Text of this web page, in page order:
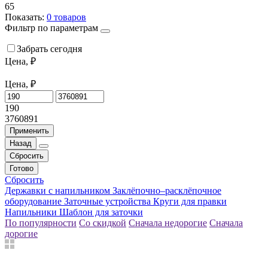
65
Показать: 0 товаров
Фильтр по параметрам
Забрать сегодня
Цена, ₽
Цена, ₽
190
3760891
Применить
Назад
Сбросить
Готово
Сбросить
Державки с напильником Заклёпочно–расклёпочное
оборудование Заточные устройства Круги для правки
Напильники Шаблон для заточки
По популярности Со скидкой Сначала недорогие Сначала
дорогие